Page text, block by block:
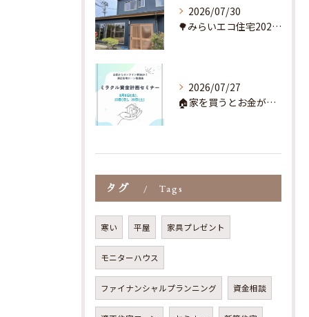
2026/07/30
🌳みらいエコ住宅2026事業とは？🌳
2026/07/27
🏠家を買うとお金が貯まるってホント？🚙
タグ Tags
寒い 平屋 家具プレゼント
モニターハウス
ファイナンシャルプランニング 資金相談